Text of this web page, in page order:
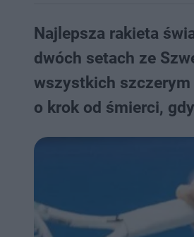
Najlepsza rakieta
dwóch setach ze
wszystkich szczerym
o krok od śmierci,